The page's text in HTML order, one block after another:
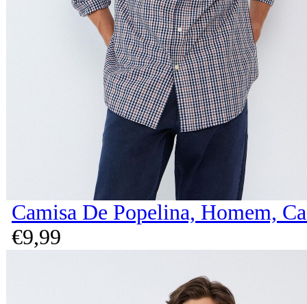
Camisa De Popelina, Homem,
€9,99